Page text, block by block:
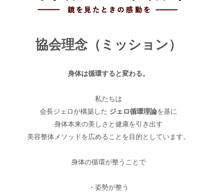
協会理念（ミッション）
身体は循環すると変わる。
私たちは
会長ジェロが構築した ジェロ循環理論を基に
身体本来の美しさと健康を引き出す
美容整体メソッドを広めることを目的としています。
身体の循環が整うことで
・姿勢が整う